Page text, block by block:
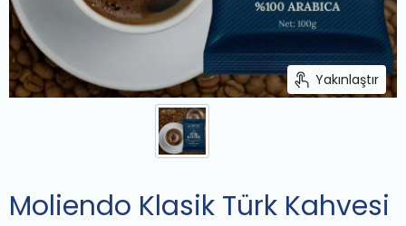
Yakınlaştır
Moliendo Klasik Türk Kahvesi